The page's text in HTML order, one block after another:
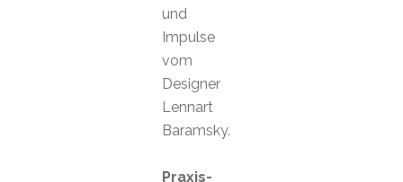
und
Impulse
vom
Designer
Lennart
Baramsky.
Praxis-